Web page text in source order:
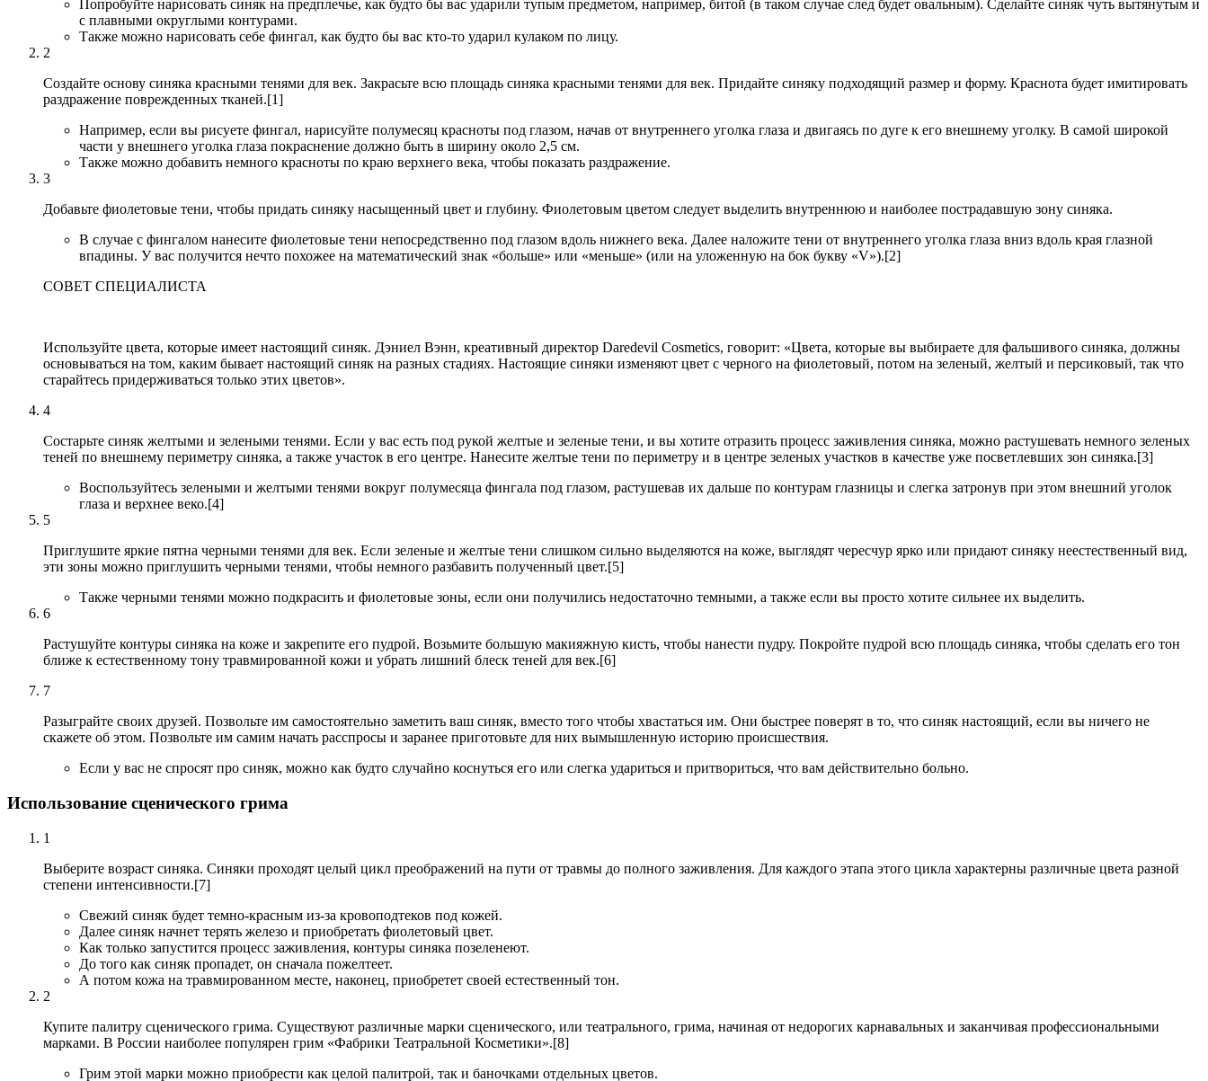
Попробуйте нарисовать синяк на предплечье, как будто бы вас ударили тупым предметом, например, битой (в таком случае след будет овальным). Сделайте синяк чуть вытянутым и
с плавными округлыми контурами.
Также можно нарисовать себе фингал, как будто бы вас кто-то ударил кулаком по лицу.
2
Создайте основу синяка красными тенями для век. Закрасьте всю площадь синяка красными тенями для век. Придайте синяку подходящий размер и форму. Краснота будет имитировать
раздражение поврежденных тканей.[1]
Например, если вы рисуете фингал, нарисуйте полумесяц красноты под глазом, начав от внутреннего уголка глаза и двигаясь по дуге к его внешнему уголку. В самой широкой
части у внешнего уголка глаза покраснение должно быть в ширину около 2,5 см.
Также можно добавить немного красноты по краю верхнего века, чтобы показать раздражение.
3
Добавьте фиолетовые тени, чтобы придать синяку насыщенный цвет и глубину. Фиолетовым цветом следует выделить внутреннюю и наиболее пострадавшую зону синяка.
В случае с фингалом нанесите фиолетовые тени непосредственно под глазом вдоль нижнего века. Далее наложите тени от внутреннего уголка глаза вниз вдоль края глазной
впадины. У вас получится нечто похожее на математический знак «больше» или «меньше» (или на уложенную на бок букву «V»).[2]
СОВЕТ СПЕЦИАЛИСТА
Используйте цвета, которые имеет настоящий синяк. Дэниел Вэнн, креативный директор Daredevil Cosmetics, говорит: «Цвета, которые вы выбираете для фальшивого синяка, должны
основываться на том, каким бывает настоящий синяк на разных стадиях. Настоящие синяки изменяют цвет с черного на фиолетовый, потом на зеленый, желтый и персиковый, так что
старайтесь придерживаться только этих цветов».
4
Состарьте синяк желтыми и зелеными тенями. Если у вас есть под рукой желтые и зеленые тени, и вы хотите отразить процесс заживления синяка, можно растушевать немного зеленых
теней по внешнему периметру синяка, а также участок в его центре. Нанесите желтые тени по периметру и в центре зеленых участков в качестве уже посветлевших зон синяка.[3]
Воспользуйтесь зелеными и желтыми тенями вокруг полумесяца фингала под глазом, растушевав их дальше по контурам глазницы и слегка затронув при этом внешний уголок
глаза и верхнее веко.[4]
5
Приглушите яркие пятна черными тенями для век. Если зеленые и желтые тени слишком сильно выделяются на коже, выглядят чересчур ярко или придают синяку неестественный вид,
эти зоны можно приглушить черными тенями, чтобы немного разбавить полученный цвет.[5]
Также черными тенями можно подкрасить и фиолетовые зоны, если они получились недостаточно темными, а также если вы просто хотите сильнее их выделить.
6
Растушуйте контуры синяка на коже и закрепите его пудрой. Возьмите большую макияжную кисть, чтобы нанести пудру. Покройте пудрой всю площадь синяка, чтобы сделать его тон
ближе к естественному тону травмированной кожи и убрать лишний блеск теней для век.[6]
7
Разыграйте своих друзей. Позвольте им самостоятельно заметить ваш синяк, вместо того чтобы хвастаться им. Они быстрее поверят в то, что синяк настоящий, если вы ничего не
скажете об этом. Позвольте им самим начать расспросы и заранее приготовьте для них вымышленную историю происшествия.
Если у вас не спросят про синяк, можно как будто случайно коснуться его или слегка удариться и притвориться, что вам действительно больно.
Использование сценического грима
1
Выберите возраст синяка. Синяки проходят целый цикл преображений на пути от травмы до полного заживления. Для каждого этапа этого цикла характерны различные цвета разной
степени интенсивности.[7]
Свежий синяк будет темно-красным из-за кровоподтеков под кожей.
Далее синяк начнет терять железо и приобретать фиолетовый цвет.
Как только запустится процесс заживления, контуры синяка позеленеют.
До того как синяк пропадет, он сначала пожелтеет.
А потом кожа на травмированном месте, наконец, приобретет своей естественный тон.
2
Купите палитру сценического грима. Существуют различные марки сценического, или театрального, грима, начиная от недорогих карнавальных и заканчивая профессиональными
марками. В России наиболее популярен грим «Фабрики Театральной Косметики».[8]
Грим этой марки можно приобрести как целой палитрой, так и баночками отдельных цветов.